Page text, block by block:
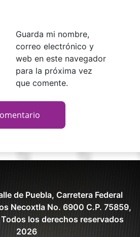
Guarda mi nombre,
correo electrónico y
web en este navegador
para la próxima vez
que comente.
de Puebla, Carretera Federal
Necoxtla No. 6900 C.P. 75859,
los derechos reservados
2026